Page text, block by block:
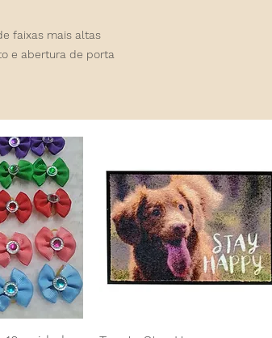
faixas mais altas
e abertura de porta